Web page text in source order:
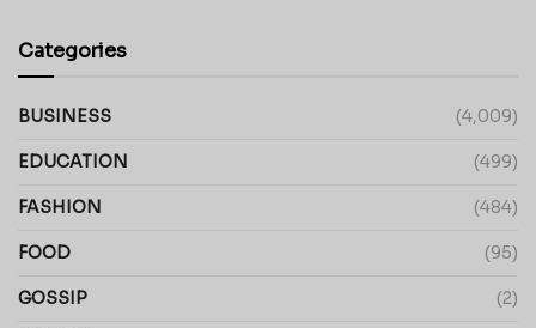
Categories
BUSINESS (4,009)
EDUCATION (499)
FASHION (484)
FOOD (95)
GOSSIP (2)